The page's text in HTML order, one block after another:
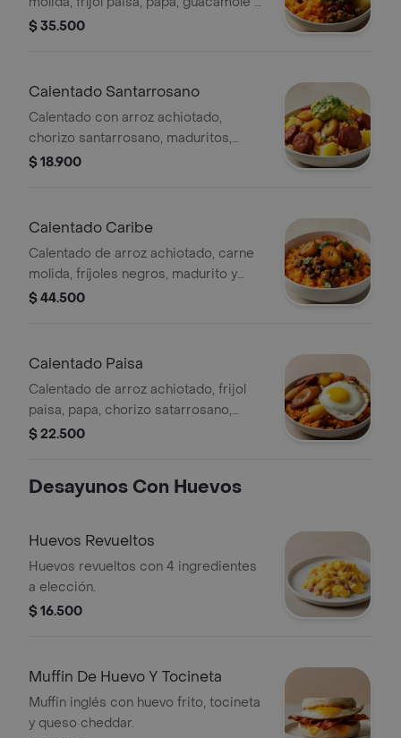
cilantro.
$ 35.500
Calentado Santarrosano
Calentado con arroz achiotado,
chorizo santarrosano, maduritos,
papa, guacamole y cilantro.
$ 18.900
Calentado Caribe
Calentado de arroz achiotado, carne
molida, fríjoles negros, madurito y
cilantro.
$ 44.500
Calentado Paisa
Calentado de arroz achiotado, frijol
paisa, papa, chorizo satarrosano,
maduritos y huevo frito.
$ 22.500
Desayunos Con Huevos
Huevos Revueltos
Huevos revueltos con 4 ingredientes
a elección.
$ 16.500
Muffin De Huevo Y Tocineta
Muffin inglés con huevo frito, tocineta
y queso cheddar.